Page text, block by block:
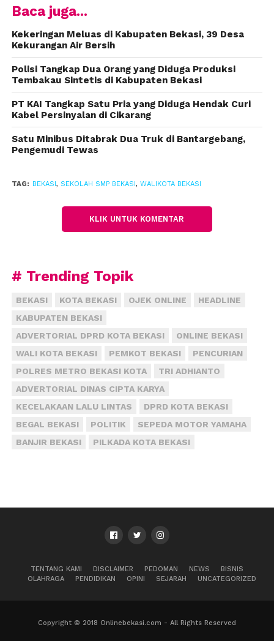
Salah satu pertimbanhan Pemkot Bekasi, yakni
dikhawatirkan jam masuk sekolah pukul 06.30 WIB
bisa bertabrak dengan jam berangkat orang bekerja.
Sehingga volume lalu lintas kendaraan berpotensi
naik yang berimbas pada kemacetan.
Selain itu, transportasi publik di Kota Bekasi juga
dinilai belul optimal dan menjangkau kawasan
perumahan tempat tinggal para siswa. (dpr)
Baca juga...
Kekeringan Meluas di Kabupaten Bekasi, 39 Desa
Kekurangan Air Bersih
Polisi Tangkap Dua Orang yang Diduga Produksi
Tembakau Sintetis di Kabupaten Bekasi
PT KAI Tangkap Satu Pria yang Diduga Hendak Curi
Kabel Persinyalan di Cikarang
Satu Minibus Ditabrak Dua Truk di Bantargebang,
Pengemudi Tewas
TAG: BEKASI , SEKOLAH SMP BEKASI , WALIKOTA BEKASI
KLIK UNTUK KOMENTAR
# Trending Topik
BEKASI KOTA BEKASI OJEK ONLINE
HEADLINE
KABUPATEN BEKASI
ADVERTORIAL DPRD KOTA BEKASI
ONLINE BEKASI
WALI KOTA BEKASI
PEMKOT BEKASI
PENCURIAN
POLRES METRO BEKASI KOTA
TRI ADHIANTO
ADVERTORIAL DINAS CIPTA KARYA
KECELAKAAN LALU LINTAS
DPRD KOTA BEKASI
BEGAL BEKASI
POLITIK
SEPEDA MOTOR YAMAHA
BANJIR BEKASI
PILKADA KOTA BEKASI
TENTANG KAMI DISCLAIMER PEDOMAN NEWS
BISNIS
OLAHRAGA
PENDIDIKAN OPINI SEJARAH UNCATEGORIZED
Copyright © 2018 Onlinebekasi.com - All Rights Reserved